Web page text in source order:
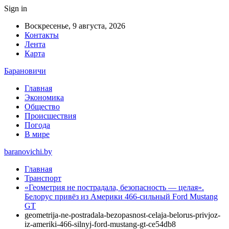
Sign in
Воскресенье, 9 августа, 2026
Контакты
Лента
Карта
Барановичи
Главная
Экономика
Общество
Происшествия
Погода
В мире
baranovichi.by
Главная
Транспорт
«Геометрия не пострадала, безопасность — целая».
Белорус привёз из Америки 466-сильный Ford Mustang
GT
geometrija-ne-postradala-bezopasnost-celaja-belorus-privjoz-
iz-ameriki-466-silnyj-ford-mustang-gt-ce54db8